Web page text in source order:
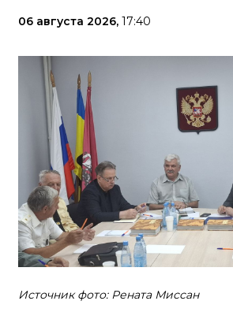
06 августа 2026, 17:40
Источник фото: Рената Миссан